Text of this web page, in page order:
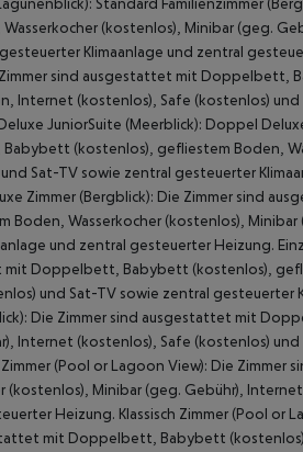
(kostenlos), Minibar (geg.
Klimaanlage und zentral
sind ausgestattet mit Doppelbett,
Internet (kostenlos), Safe (kostenlos)
JuniorSuite (Meerblick): Doppel
(kostenlos), gefliestem Boden,
Sat-TV sowie zentral gesteuerter
Zimmer (Bergblick): Die Zimmer sind
Wasserkocher (kostenlos),
und zentral gesteuerter Heizung.
Doppelbett, Babybett (kostenlos),
und Sat-TV sowie zentral gesteuerter
Die Zimmer sind ausgestattet mit
Internet (kostenlos), Safe (kostenlos)
(Pool or Lagoon View): Die
Minibar (geg. Gebühr),
Heizung. Klassisch Zimmer (Pool or
mit Doppelbett, Babybett